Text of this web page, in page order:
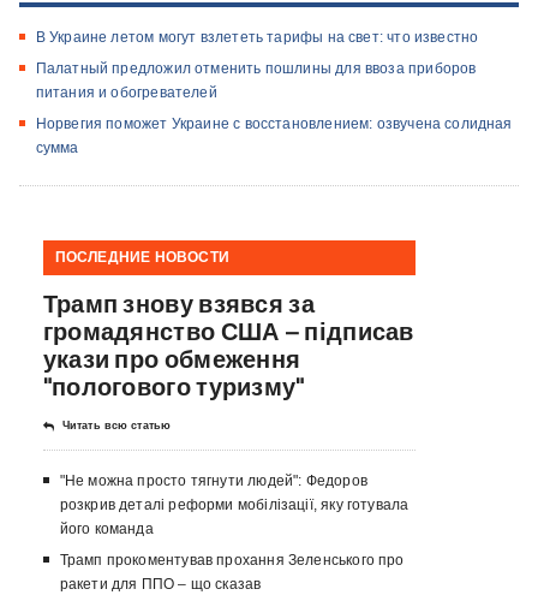
В Украине летом могут взлететь тарифы на свет: что известно
Палатный предложил отменить пошлины для ввоза приборов
питания и обогревателей
Норвегия поможет Украине с восстановлением: озвучена солидная
сумма
ПОСЛЕДНИЕ НОВОСТИ
Трамп знову взявся за
громадянство США – підписав
укази про обмеження
"пологового туризму"
Читать всю статью
"Не можна просто тягнути людей": Федоров
розкрив деталі реформи мобілізації, яку готувала
його команда
Трамп прокоментував прохання Зеленського про
ракети для ППО – що сказав